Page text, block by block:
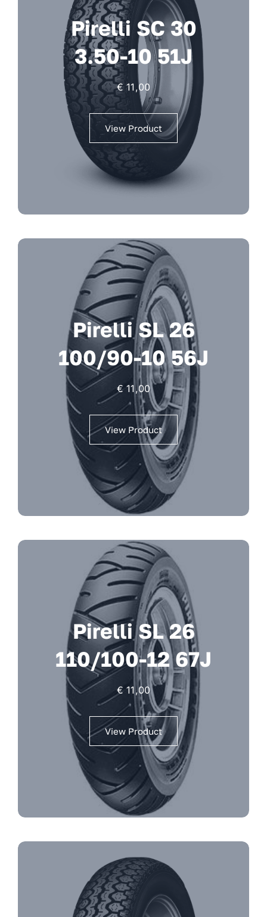
Pirelli SC 30
3.50-10 51J
€11,00
View Product
Pirelli SL 26
100/90-10 56J
€11,00
View Product
Pirelli SL 26
110/100-12 67J
€11,00
View Product